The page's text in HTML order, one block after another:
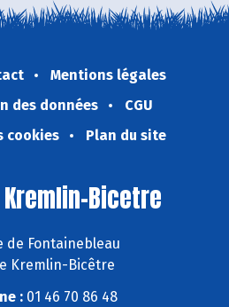
Mentions légales
des données
CGU
cookies
Plan du site
Bicetre
de Fontainebleau
Kremlin-Bicêtre
: 01 46 70 86 48